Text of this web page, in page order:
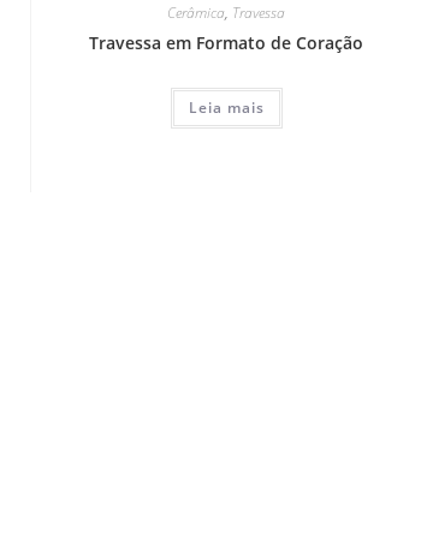
Cerâmica, Travessa
Travessa em Formato de Coração
Leia mais